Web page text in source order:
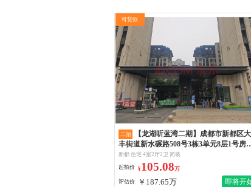
可贷款
二拍
丰街道新水碾路508号3栋3单元8层1号房
及附着装修
新都 住宅 4室2厅2卫 简装
起拍价 ¥105.08万
评估价 ￥187.65万 即将开